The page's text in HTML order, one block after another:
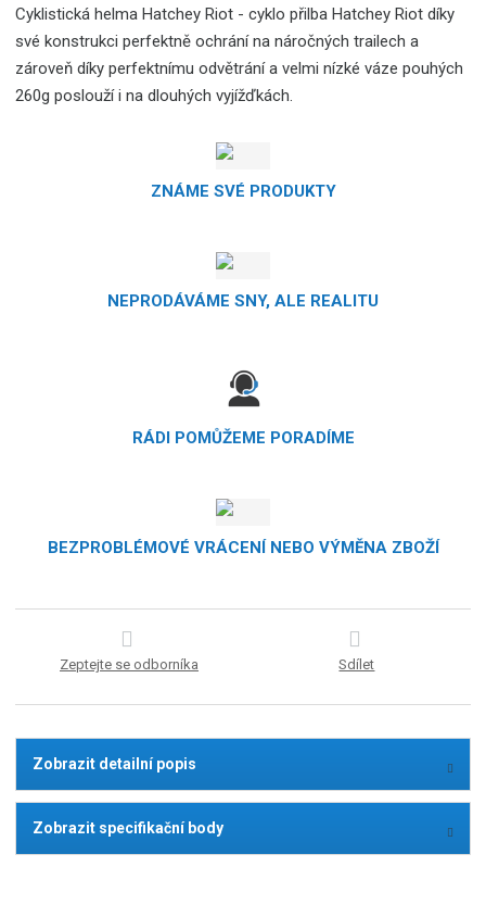
Cyklistická helma Hatchey Riot - cyklo přilba Hatchey Riot díky
své konstrukci perfektně ochrání na náročných trailech a
zároveň díky perfektnímu odvětrání a velmi nízké váze pouhých
260g poslouží i na dlouhých vyjížďkách.
ZNÁME SVÉ PRODUKTY
NEPRODÁVÁME SNY, ALE REALITU
RÁDI POMŮŽEME PORADÍME
BEZPROBLÉMOVÉ VRÁCENÍ NEBO VÝMĚNA ZBOŽÍ
Zeptejte se odborníka Sdílet
Zobrazit detailní popis
Zobrazit specifikační body